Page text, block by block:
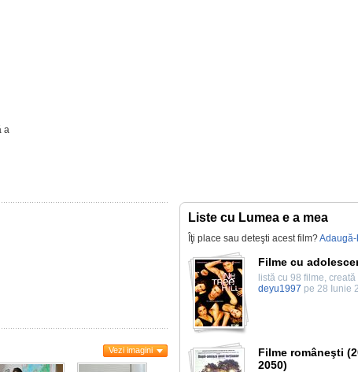
a
Vezi imagini
Liste cu Lumea e a mea
Îţi place sau deteşti acest film?
Filme cu
listă cu 98 filme, creată
deyu1997 pe 28 Iunie
Filme româneşti
2050)